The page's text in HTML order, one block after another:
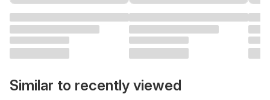
Similar to recently viewed